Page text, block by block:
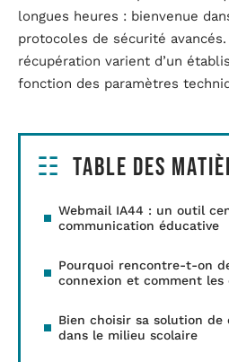
longues heures : bienvenue
protocoles de sécurité
récupération varient d’un
fonction des paramètres
Table des
Webmail IA44 : un outil
communication éducative
Pourquoi rencontre-t-on
connexion et comment les
Bien choisir sa solution
dans le milieu scolaire